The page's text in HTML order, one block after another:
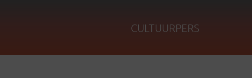
CULTUURPERS